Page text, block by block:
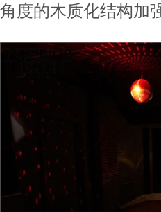
角度的木质化结构加